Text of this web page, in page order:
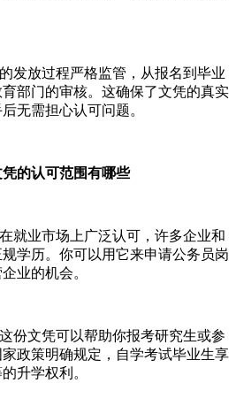
放过程严格监管，从报名到毕业
部门的审核。这确保了文凭的真实
无需担心认可问题。
的认可范围有哪些
业市场上广泛认可，许多企业和
学历。你可以用它来申请公务员岗
业的机会。
文凭可以帮助你报考研究生或参
政策明确规定，自学考试毕业生享
升学权利。